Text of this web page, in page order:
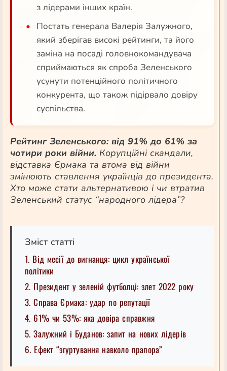
з лідерами інших країн.
Постать генерала Валерія Залужного,
який зберігав високі рейтинги, та його
заміна на посаді головнокомандувача
сприймаються як спроба Зеленського
усунути потенційного політичного
конкурента, що також підірвало довіру
суспільства.
Рейтинг Зеленського: від 91% до 61% за
чотири роки війни. Корупційні скандали,
відставка Єрмака та втома від війни
змінюють ставлення українців до президента.
Хто може стати альтернативою і чи втратив
Зеленський статус “народного лідера”?
Зміст статті
1. Від месії до вигнанця: цикл української
політики
2. Президент у зеленій футболці: злет 2022 року
3. Справа Єрмака: удар по репутації
4. 61% чи 53%: яка довіра справжня
5. Залужний і Буданов: запит на нових лідерів
6. Ефект “згуртування навколо прапора”